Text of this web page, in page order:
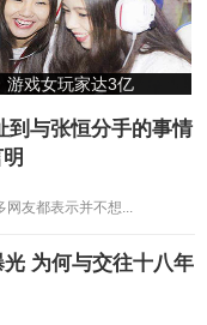
游戏女玩家达3亿
到与张恒分手的事情
网友都表示并不想...
为何与交往十八年